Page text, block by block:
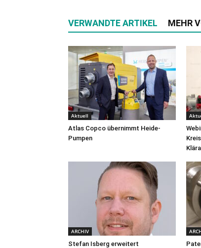
VERWANDTE ARTIKEL MEHR
Aktuell
Atlas Copco übernimmt Heide-
Pumpen
ARCHIV
Stefan Isberg erweitert